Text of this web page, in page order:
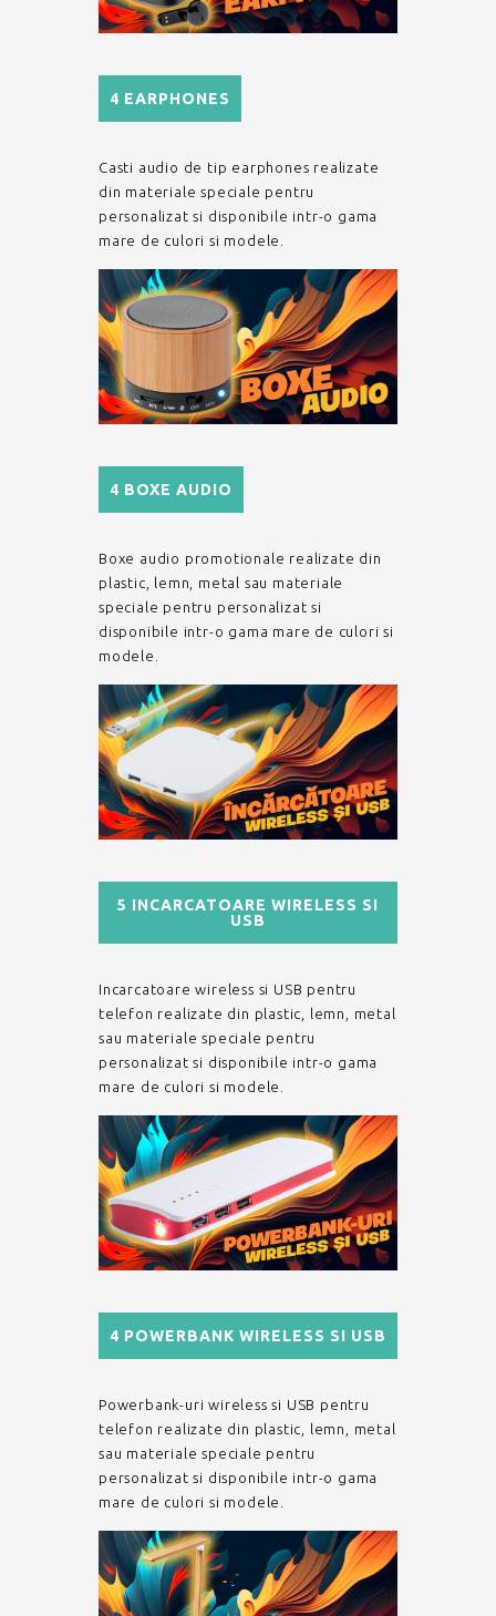
4 EARPHONES
Casti audio de tip earphones realizate
din materiale speciale pentru
personalizat si disponibile intr-o gama
mare de culori si modele.
4 BOXE AUDIO
Boxe audio promotionale realizate din
plastic, lemn, metal sau materiale
speciale pentru personalizat si
disponibile intr-o gama mare de culori si
modele.
5 INCARCATOARE WIRELESS SI
USB
Incarcatoare wireless si USB pentru
telefon realizate din plastic, lemn, metal
sau materiale speciale pentru
personalizat si disponibile intr-o gama
mare de culori si modele.
4 POWERBANK WIRELESS SI USB
Powerbank-uri wireless si USB pentru
telefon realizate din plastic, lemn, metal
sau materiale speciale pentru
personalizat si disponibile intr-o gama
mare de culori si modele.